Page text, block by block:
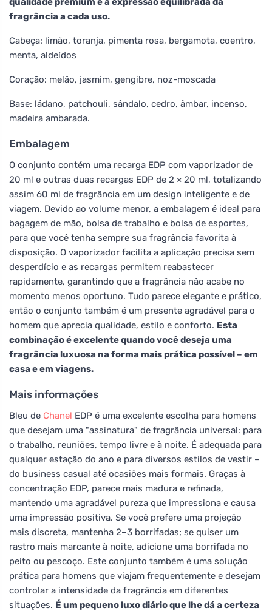
fragrância a cada uso.
Cabeça: limão, toranja, pimenta rosa, bergamota, coentro,
menta, aldeídos
Coração: melão, jasmim, gengibre, noz-moscada
Base: ládano, patchouli, sândalo, cedro, âmbar, incenso,
madeira ambarada.
Embalagem
O conjunto contém uma recarga EDP com vaporizador de
20 ml e outras duas recargas EDP de 2 × 20 ml, totalizando
assim 60 ml de fragrância em um design inteligente e de
viagem. Devido ao volume menor, a embalagem é ideal para
bagagem de mão, bolsa de trabalho e bolsa de esportes,
para que você tenha sempre sua fragrância favorita à
disposição. O vaporizador facilita a aplicação precisa sem
desperdício e as recargas permitem reabastecer
rapidamente, garantindo que a fragrância não acabe no
momento menos oportuno. Tudo parece elegante e prático,
então o conjunto também é um presente agradável para o
homem que aprecia qualidade, estilo e conforto. Esta
combinação é excelente quando você deseja uma
fragrância luxuosa na forma mais prática possível – em
casa e em viagens.
Mais informações
Bleu de Chanel EDP é uma excelente escolha para homens
que desejam uma "assinatura" de fragrância universal: para
o trabalho, reuniões, tempo livre e à noite. É adequada para
qualquer estação do ano e para diversos estilos de vestir –
do business casual até ocasiões mais formais. Graças à
concentração EDP, parece mais madura e refinada,
mantendo uma agradável pureza que impressiona e causa
uma impressão positiva. Se você prefere uma projeção
mais discreta, mantenha 2–3 borrifadas; se quiser um
rastro mais marcante à noite, adicione uma borrifada no
peito ou pescoço. Este conjunto também é uma solução
prática para homens que viajam frequentemente e desejam
controlar a intensidade da fragrância em diferentes
situações. É um pequeno luxo diário que lhe dá a certeza